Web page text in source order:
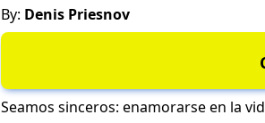
By: Denis Priesnov
Seamos sinceros: enamorarse en la